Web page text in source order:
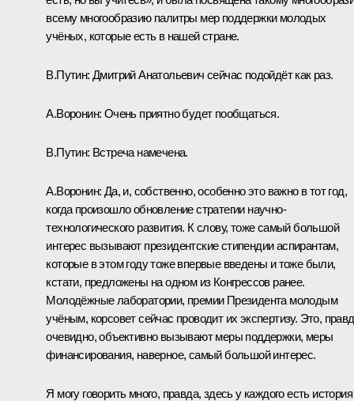
всему многообразию палитры мер поддержки молодых
учёных, которые есть в нашей стране.
В.Путин: Дмитрий Анатольевич сейчас подойдёт как раз.
А.Воронин: Очень приятно будет пообщаться.
В.Путин: Встреча намечена.
А.Воронин: Да, и, собственно, особенно это важно в тот год,
когда произошло обновление стратегии научно-
технологического развития. К слову, тоже самый большой
интерес вызывают президентские стипендии аспирантам,
которые в этом году тоже впервые введены и тоже были,
кстати, предложены на одном из Конгрессов ранее.
Молодёжные лаборатории, премии Президента молодым
учёным, корсовет сейчас проводит их экспертизу. Это,
очевидно, объективно вызывают меры поддержки, меры
финансирования, наверное, самый большой интерес.
Я могу говорить много, правда, здесь у каждого есть история